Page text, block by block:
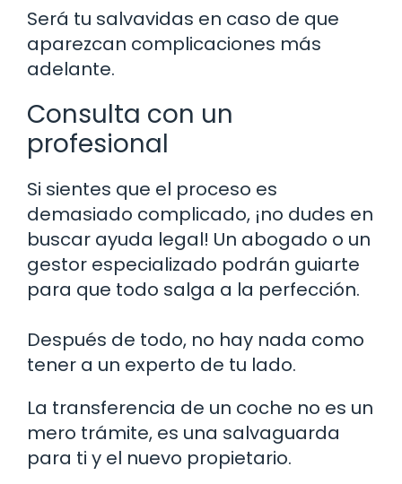
Será tu salvavidas en caso de que
aparezcan complicaciones más
adelante.
Consulta con un
profesional
Si sientes que el proceso es
demasiado complicado, ¡no dudes en
buscar ayuda legal! Un abogado o un
gestor especializado podrán guiarte
para que todo salga a la perfección.
Después de todo, no hay nada como
tener a un experto de tu lado.
La transferencia de un coche no es un
mero trámite, es una salvaguarda
para ti y el nuevo propietario.